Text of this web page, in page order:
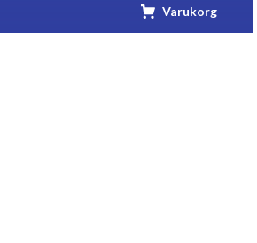
Varukorg